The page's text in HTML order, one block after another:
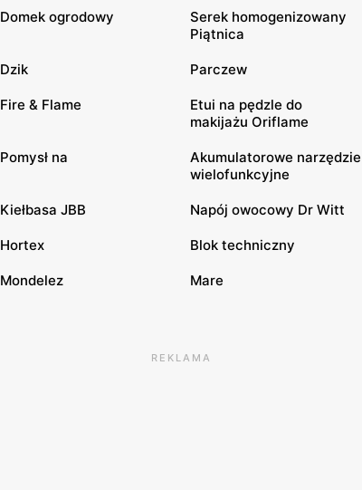
Domek ogrodowy
Serek homogenizowany
Piątnica
Dzik Parczew
Fire & Flame
Etui na pędzle do
makijażu Oriflame
Pomysł na
Akumulatorowe narzędzie
wielofunkcyjne
Kiełbasa JBB Napój owocowy Dr Witt
Hortex Blok techniczny
Mondelez Mare
REKLAMA